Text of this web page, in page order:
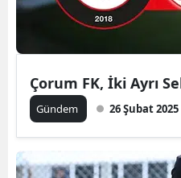
Çorum FK, İki Ayrı
Gündem 26 Şubat 2025